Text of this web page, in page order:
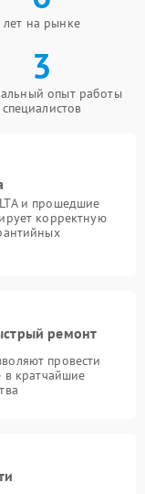
лет на рынке
3
опыт работы
специалистов
и прошедшие
корректную
ремонт
провести
в кратчайшие